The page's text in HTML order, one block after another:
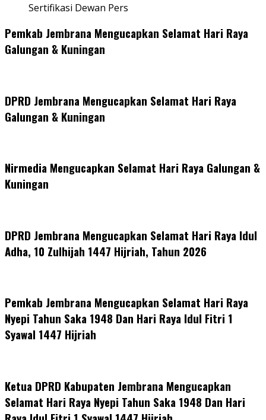
Sertifikasi Dewan Pers
Pemkab Jembrana Mengucapkan Selamat Hari Raya
Galungan & Kuningan
DPRD Jembrana Mengucapkan Selamat Hari Raya
Galungan & Kuningan
Nirmedia Mengucapkan Selamat Hari Raya Galungan &
Kuningan
DPRD Jembrana Mengucapkan Selamat Hari Raya Idul
Adha, 10 Zulhijah 1447 Hijriah, Tahun 2026
Pemkab Jembrana Mengucapkan Selamat Hari Raya
Nyepi Tahun Saka 1948 Dan Hari Raya Idul Fitri 1
Syawal 1447 Hijriah
Ketua DPRD Kabupaten Jembrana Mengucapkan
Selamat Hari Raya Nyepi Tahun Saka 1948 Dan Hari